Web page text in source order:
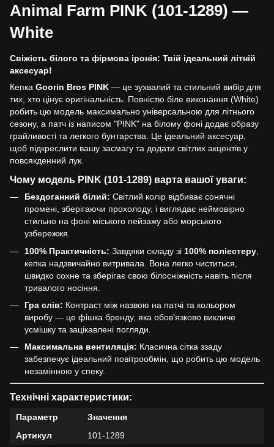
Animal Farm PINK (101-1289) —
White
Свіжість білого та фірмова іронія: Твій ідеальний літній
аксесуар!
Кепка Goorin Bros PINK — це зухвалий та стильний вибір для
тих, хто цінує оригінальність. Повністю біле виконання (White)
робить цю модель максимально універсальною для літнього
сезону, а патч із написом "PINK" на білому фоні додає образу
грайливості та легкого бунтарства. Це ідеальний аксесуар,
щоб підкреслити вашу засмагу та додати світлих акцентів у
повсякденний лук.
Чому модель PINK (101-1289) варта вашої уваги:
Бездоганний білий: Світлий колір відбиває сонячні
промені, зберігаючи прохолоду, і виглядає неймовірно
стильно на фоні міського пейзажу або морського
узбережжя.
100% Практичність: Завдяки складу зі 100% поліестеру
кепка надзвичайно витривала. Вона легко чиститься,
швидко сохне та зберігає свою білосніжність навіть після
тривалого носіння.
Гра слів: Контраст між назвою на патчі та кольором
виробу — це фішка бренду, яка обов'язково викличе
усмішку та зацікавлені погляди.
Максимальна вентиляція: Класична сітка ззаду
забезпечує ідеальний повітрообмін, що робить цю модель
незамінною у спеку.
Технічні характеристики:
Параметр
Значення
Артикул
101-1289